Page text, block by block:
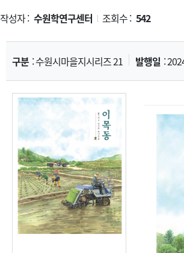
작성자 : 수원학연구센터 | 조회수 : 542
구분 : 수원시마을지시리즈 21 발행일 :